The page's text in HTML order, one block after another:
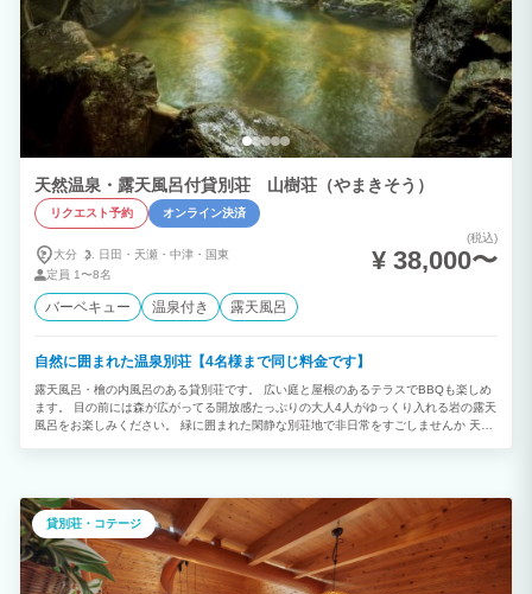
天然温泉・露天風呂付貸別荘 山樹荘（やまきそう）
リクエスト予約 オンライン決済
大分 日田・ 天瀬・ 中津・ 国東
定員 1〜8名
(税込)
¥ 38,000〜
バーベキュー 温泉付き 露天風呂
自然に囲まれた温泉別荘【4名様まで同じ料金です】
露天風呂・檜の内風呂のある貸別荘です。 広い庭と屋根のあるテラスでBBQも楽しめ
ます。 目の前には森が広がってる開放感たっぷりの大人4人がゆっくり入れる岩の露天
風呂をお楽しみください。 緑に囲まれた閑静な別荘地で非日常をすごしませんか 天ヶ
貸別荘・コテージ